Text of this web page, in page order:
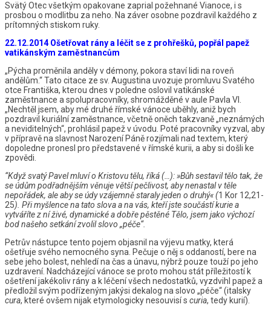
Svätý Otec všetkým opakovane zaprial požehnané Vianoce, i s
prosbou o modlitbu za neho. Na záver osobne pozdravil každého z
prítomných stiskom ruky.
22.12.2014 Ošetřovat rány a léčit se z prohřešků, popřál papež
vatikánským zaměstnancům
„Pýcha proměnila anděly v démony, pokora staví lidi na roveň
andělům.“ Tato citace ze sv. Augustina uvozuje promluvu Svatého
otce Františka, kterou dnes v poledne oslovil vatikánské
zaměstnance a spolupracovníky, shromážděné v aule Pavla VI.
„Nechtěl jsem, aby mé druhé římské vánoce uběhly, aniž bych
pozdravil kuriální zaměstnance, včetně oněch takzvaně „neznámých
a neviditelných“, prohlásil papež v úvodu. Poté pracovníky vyzval, aby
v přípravě na slavnost Narození Páně rozjímali nad textem, který
dopoledne pronesl pro představené v římské kurii, a aby si došli ke
zpovědi.
“Když svatý Pavel mluví o Kristovu tělu, říká (…): »Bůh sestavil tělo tak, že
se údům podřadnějším věnuje větší pečlivost, aby nenastal v těle
nepořádek, ale aby se údy vzájemně staraly jeden o druhý« (1 Kor 12,21-
25). Při myšlence na tato slova a na vás, kteří jste součástí kurie a
vytváříte z ní živé, dynamické a dobře pěstěné Tělo, jsem jako výchozí
bod našeho setkání zvolil slovo „péče“.
Petrův nástupce tento pojem objasnil na výjevu matky, která
ošetřuje svého nemocného syna. Pečuje o něj s oddaností, bere na
sebe jeho bolest, nehledí na čas a únavu, nýbrž pouze touží po jeho
uzdravení. Nadcházející vánoce se proto mohou stát příležitostí k
ošetření jakékoliv rány a k léčení všech nedostatků, vyzdvihl papež a
předložil svým podřízeným jakýsi dekalog na slovo „péče“ (italsky
cura, které ovšem nijak etymologicky nesouvisí s curia, tedy kurií).